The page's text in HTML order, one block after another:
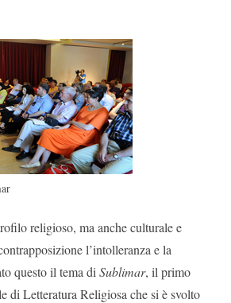
religioso, ma anche culturale e
l’intolleranza e la
questo il tema di Sublimar, il primo
di Letteratura Religiosa che si è svolto